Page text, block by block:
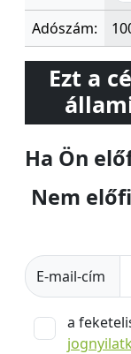
Adószám:
Ezt a
Ha Ön
Nem
E-mail-cím
a